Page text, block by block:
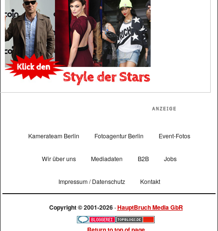
Kamerateam Berlin Fotoagentur Berlin Event-Fotos
Wir über uns Mediadaten B2B Jobs
Impressum / Datenschutz Kontakt
Copyright © 2001-2026 ·HauptBruch Media GbR